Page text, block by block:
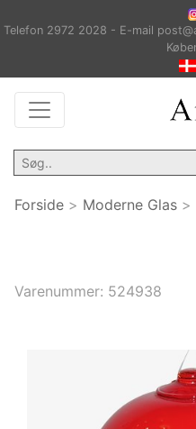
Telefon 2972 2028 - E-mail
Forside > Moderne Glas >
Varenummer: 524938